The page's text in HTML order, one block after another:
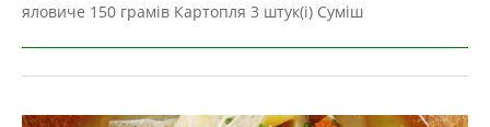
яловиче 150 грамів Картопля 3 штук(і) Суміш